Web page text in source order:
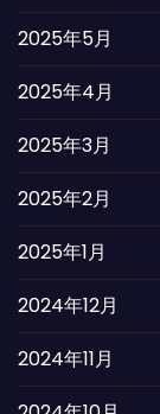
2025年5月
2025年4月
2025年3月
2025年2月
2025年1月
2024年12月
2024年11月